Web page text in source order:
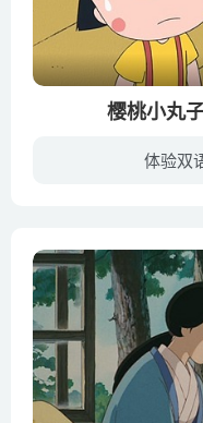
樱桃小丸
体验双